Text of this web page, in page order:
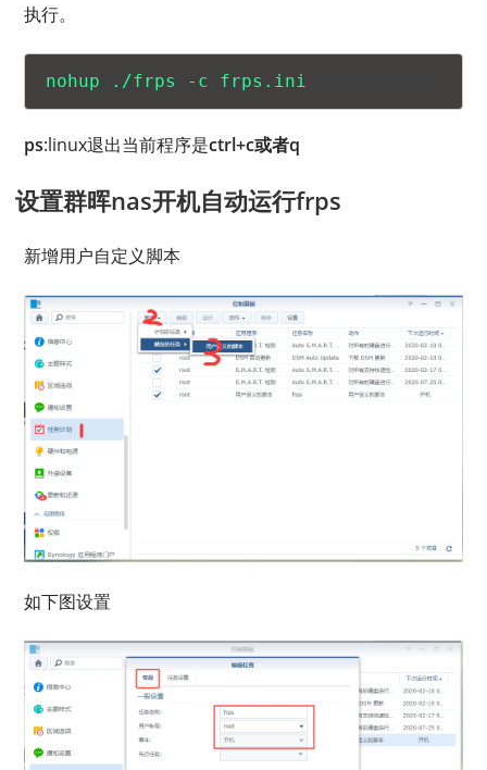
执行。
ps:linux退出当前程序是ctrl+c或者q
设置群晖nas开机自动运行frps
新增用户自定义脚本
如下图设置